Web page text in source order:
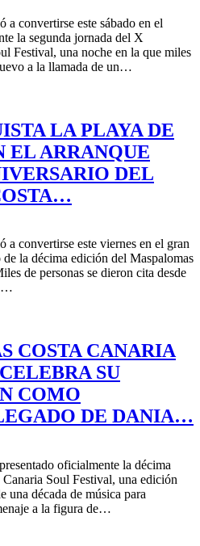
convertirse este sábado en el
la segunda jornada del X
Festival, una noche en la que miles
a la llamada de un…
LA PLAYA DE
EL ARRANQUE
DEL
convertirse este viernes en el gran
la décima edición del Maspalomas
de personas se dieron cita desde
COSTA CANARIA
SU
COMO
DE DANIA…
oficialmente la décima
Soul Festival, una edición
una década de música para
a la figura de…